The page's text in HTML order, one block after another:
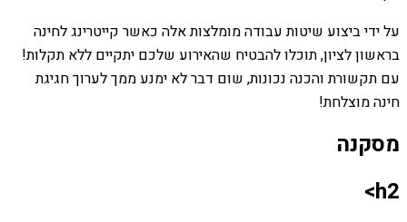
על ידי ביצוע שיטות עבודה מומלצות אלה כאשר קייטרינג לחינה
בראשון לציון, תוכלו להבטיח שהאירוע שלכם יתקיים ללא תקלות!
עם תקשורת והכנה נכונות, שום דבר לא ימנע ממך לערוך חגיגת
חינה מוצלחת!
מסקנה
h2>